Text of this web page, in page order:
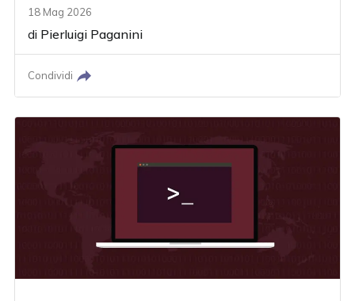
18 Mag 2026
di Pierluigi Paganini
Condividi